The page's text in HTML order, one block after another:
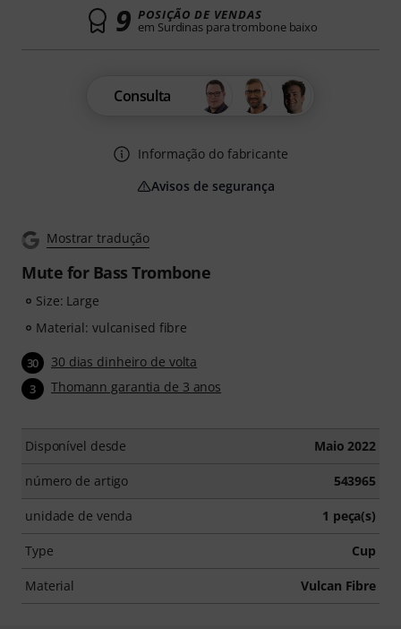
Mostrar tradução
Mute for Bass Trombone
Size: Large
Material: vulcanised fibre
30 30 dias dinheiro de volta
3 Thomann garantia de 3 anos
Disponível desde Maio 2022
número de artigo 543965
unidade de venda 1 peça(s)
Type Cup
Material Vulcan Fibre
9 POSIÇÃO DE VENDAS
em Surdinas para trombone baixo
Consulta
Informação do fabricante
Avisos de segurança